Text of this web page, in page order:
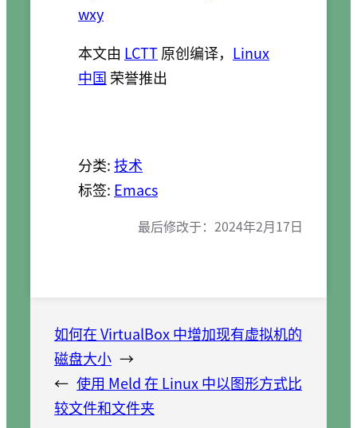
wxy
本文由 LCTT原创编译， Linux
中国 荣誉推出
分类:技术
标签: Emacs
最后修改于： 2024年2月17日
如何在 VirtualBox 中增加现有虚拟机的
磁盘大小 →
← 使用 Meld 在 Linux 中以图形方式比
较文件和文件夹